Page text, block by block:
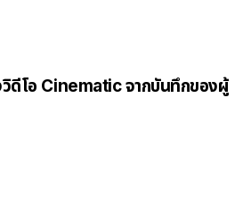
ดีโอ Cinematic จากบันทึกของผู้